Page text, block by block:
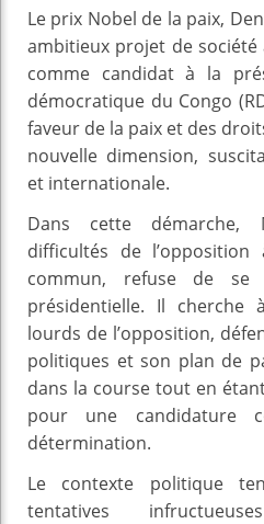
Le prix Nobel de la paix,
ambitieux projet de société
comme candidat à la
démocratique du Congo
faveur de la paix et des
nouvelle dimension,
et internationale.
Dans cette démarche,
difficultés de
commun, refuse de
présidentielle. Il cherche
lourds de l’opposition,
politiques et son plan de
dans la course tout en
pour une candidature
détermination.
Le contexte politique
tentatives